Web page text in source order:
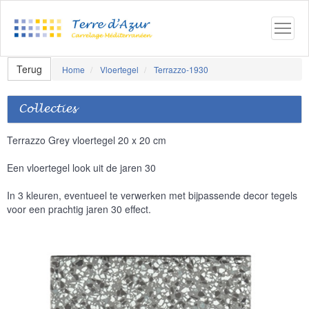
Terug Home Vloertegel Terrazzo-1930
Collecties
Terrazzo Grey vloertegel 20 x 20 cm
Een vloertegel look uit de jaren 30
In 3 kleuren, eventueel te verwerken met bijpassende decor tegels
voor een prachtig jaren 30 effect.